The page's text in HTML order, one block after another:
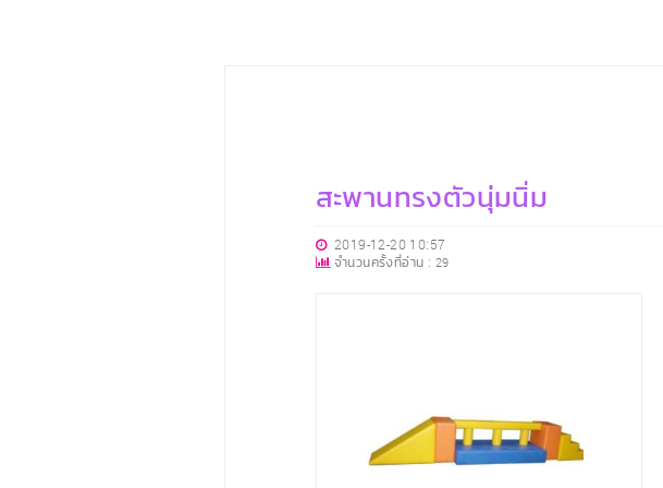
สะพานทรงตัวนุ่มนิ่ม
2019-12-20 10:57
จำนวนครั้งที่อ่าน : 29